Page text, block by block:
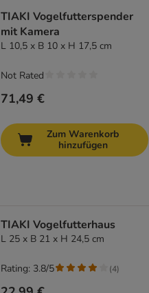
TIAKI Vogelfutterspender
mit Kamera
L 10,5 x B 10 x H 17,5 cm
71,49 €
Not Rated
Zum Warenkorb
hinzufügen
TIAKI Vogelfutterhaus
L 25 x B 21 x H 24,5 cm
Rating: 3.8/5 (4)